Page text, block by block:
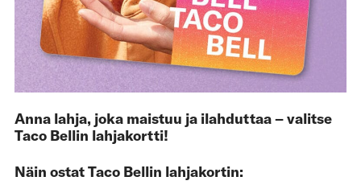
Anna lahja, joka maistuu ja ilahduttaa – valitse
Taco Bellin lahjakortti!
Näin ostat Taco Bellin lahjakortin: